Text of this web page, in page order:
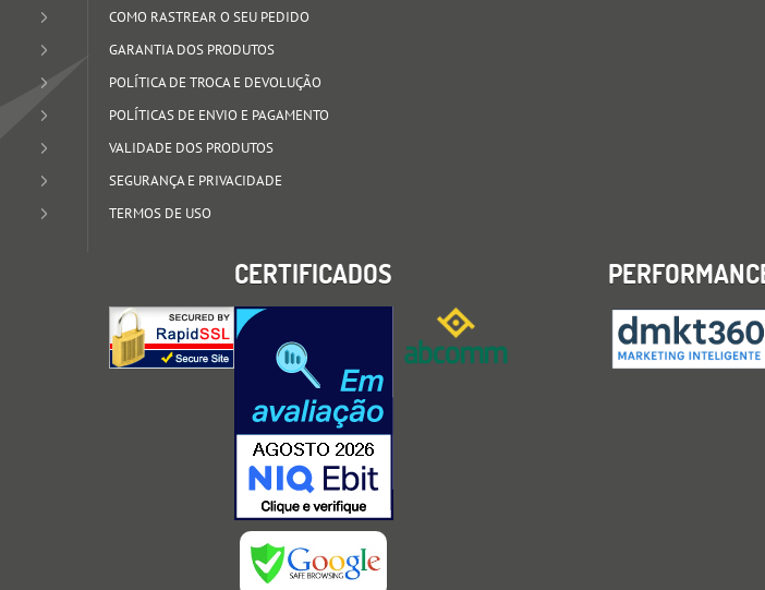
COMO RASTREAR O SEU PEDIDO
GARANTIA DOS PRODUTOS
POLÍTICA DE TROCA E DEVOLUÇÃO
POLÍTICAS DE ENVIO E PAGAMENTO
VALIDADE DOS PRODUTOS
SEGURANÇA E PRIVACIDADE
TERMOS DE USO
CERTIFICADOS